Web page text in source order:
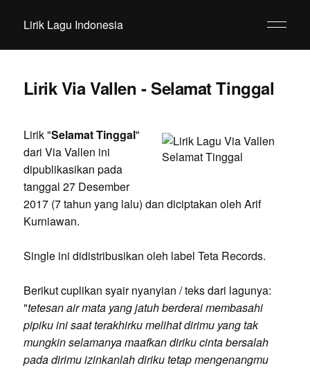
Lirik Lagu Indonesia
Lirik Via Vallen - Selamat Tinggal
Lirik "Selamat Tinggal"
dari Via Vallen ini
dipublikasikan pada
tanggal 27 Desember
2017 (7 tahun yang lalu) dan diciptakan oleh Arif
Kurniawan.
Single ini didistribusikan oleh label Teta Records.
Berikut cuplikan syair nyanyian / teks dari lagunya:
"tetesan air mata yang jatuh berderai membasahi
pipiku ini saat terakhirku melihat dirimu yang tak
mungkin selamanya maafkan diriku cinta bersalah
pada dirimu izinkanlah diriku tetap mengenangmu